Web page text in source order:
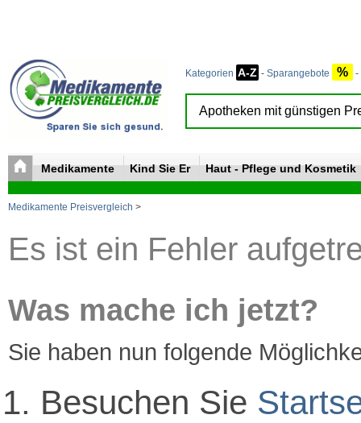
Kategorien A-Z - Sparangebote % -
Medikamente Kind Sie Er Haut - Pflege und Kosmetik
Medikamente Preisvergleich >
Es ist ein Fehler
Was mache ich jetzt?
Sie haben nun folgende
Besuchen Sie